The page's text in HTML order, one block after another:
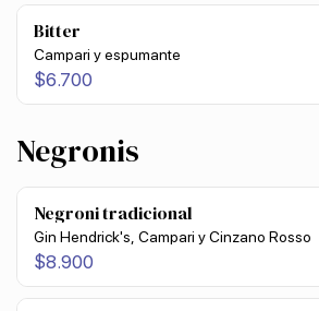
Bitter
Campari y espumante
$6.700
Negronis
Negroni tradicional
Gin Hendrick's, Campari y Cinzano Rosso
$8.900